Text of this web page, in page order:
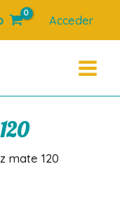
Acceder
Main
mate 120